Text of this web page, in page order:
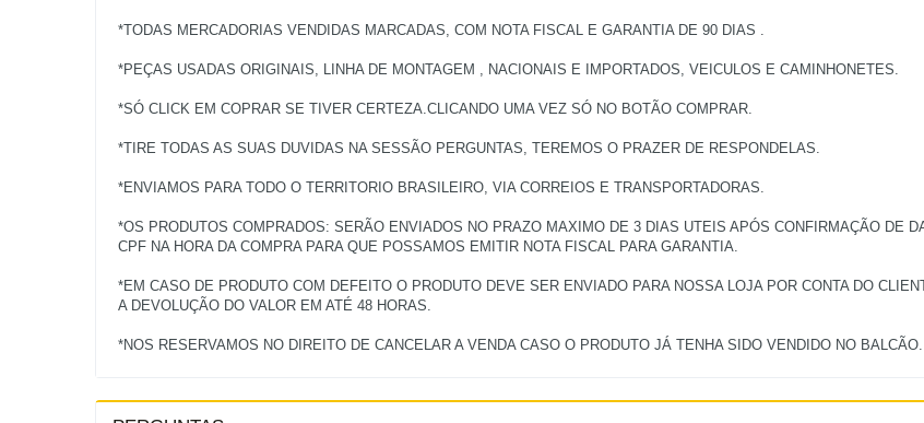
*TODAS MERCADORIAS VENDIDAS MARCADAS, COM NOTA FISCAL E GARANTIA DE 90 DIAS .
*PEÇAS USADAS ORIGINAIS, LINHA DE MONTAGEM , NACIONAIS E IMPORTADOS, VEICULOS E CAMINHONETES.
*SÓ CLICK EM COPRAR SE TIVER CERTEZA.CLICANDO UMA VEZ SÓ NO BOTÃO COMPRAR.
*TIRE TODAS AS SUAS DUVIDAS NA SESSÃO PERGUNTAS, TEREMOS O PRAZER DE RESPONDELAS.
*ENVIAMOS PARA TODO O TERRITORIO BRASILEIRO, VIA CORREIOS E TRANSPORTADORAS.
*OS PRODUTOS COMPRADOS: SERÃO ENVIADOS NO PRAZO MAXIMO DE 3 DIAS UTEIS APÓS CONFIRMAÇÃO DE
CPF NA HORA DA COMPRA PARA QUE POSSAMOS EMITIR NOTA FISCAL PARA GARANTIA.
*EM CASO DE PRODUTO COM DEFEITO O PRODUTO DEVE SER ENVIADO PARA NOSSA LOJA POR CONTA DO
A DEVOLUÇÃO DO VALOR EM ATÉ 48 HORAS.